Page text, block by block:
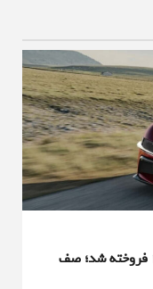
تمامی محصولات فراری تا پایان سال ۲۰۲۷ فروخته شد؛ صف